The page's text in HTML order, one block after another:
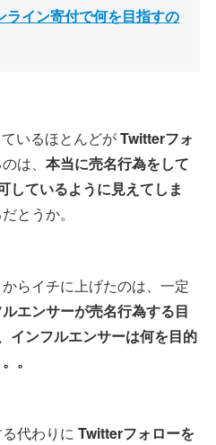
イン寄付で何を目指すの
いるほとんどがTwitterフォ
は、 本当に売名行為をして
しているように見えてしま
とうか。
らイチに上げたのは、一定
エンサーが売名行為する目
インフルエンサーは何を目的
。
代わりに Twitterフォローを